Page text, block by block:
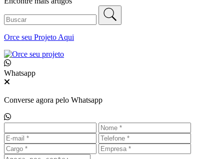
Orce seu Projeto Aqui
Whatsapp
Converse agora pelo Whatsapp